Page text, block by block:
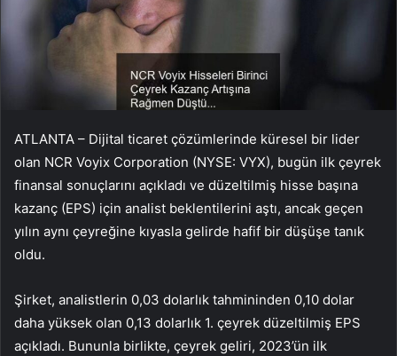
ATLANTA – Dijital ticaret çözümlerinde küresel bir lider
olan NCR Voyix Corporation (NYSE: VYX), bugün ilk çeyrek
finansal sonuçlarını açıkladı ve düzeltilmiş hisse başına
kazanç (EPS) için analist beklentilerini aştı, ancak geçen
yılın aynı çeyreğine kıyasla gelirde hafif bir düşüşe tanık
oldu.
Şirket, analistlerin 0,03 dolarlık tahmininden 0,10 dolar
daha yüksek olan 0,13 dolarlık 1. çeyrek düzeltilmiş EPS
açıkladı. Bununla birlikte, çeyrek geliri, 2023’ün ilk